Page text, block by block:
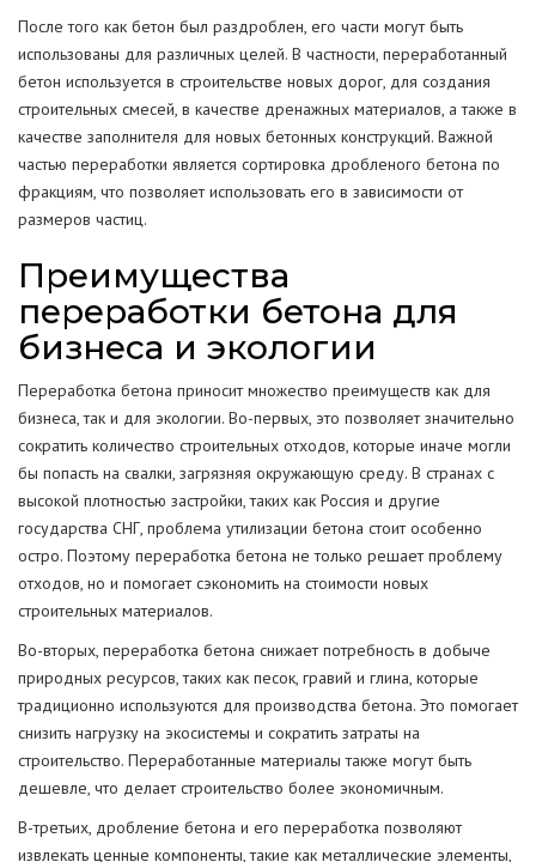
После того как бетон был раздроблен, его части могут быть
использованы для различных целей. В частности, переработанный
бетон используется в строительстве новых дорог, для создания
строительных смесей, в качестве дренажных материалов, а также в
качестве заполнителя для новых бетонных конструкций. Важной
частью переработки является сортировка дробленого бетона по
фракциям, что позволяет использовать его в зависимости от
размеров частиц.
Преимущества
переработки бетона для
бизнеса и экологии
Переработка бетона приносит множество преимуществ как для
бизнеса, так и для экологии. Во-первых, это позволяет значительно
сократить количество строительных отходов, которые иначе могли
бы попасть на свалки, загрязняя окружающую среду. В странах с
высокой плотностью застройки, таких как Россия и другие
государства СНГ, проблема утилизации бетона стоит особенно
остро. Поэтому переработка бетона не только решает проблему
отходов, но и помогает сэкономить на стоимости новых
строительных материалов.
Во-вторых, переработка бетона снижает потребность в добыче
природных ресурсов, таких как песок, гравий и глина, которые
традиционно используются для производства бетона. Это помогает
снизить нагрузку на экосистемы и сократить затраты на
строительство. Переработанные материалы также могут быть
дешевле, что делает строительство более экономичным.
В-третьих, дробление бетона и его переработка позволяют
извлекать ценные компоненты, такие как металлические элементы,